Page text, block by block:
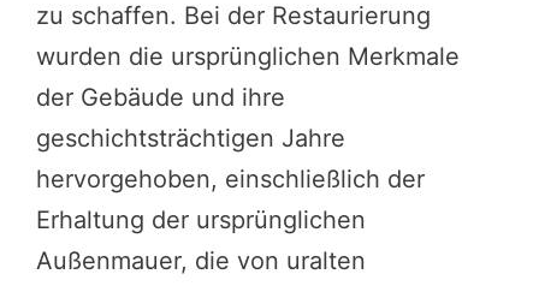
zu schaffen. Bei der Restaurierung
wurden die ursprünglichen Merkmale
der Gebäude und ihre
geschichtsträchtigen Jahre
hervorgehoben, einschließlich der
Erhaltung der ursprünglichen
Außenmauer, die von uralten